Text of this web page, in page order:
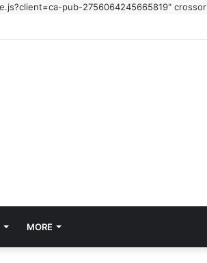
pub-2756064245665819"
MORE